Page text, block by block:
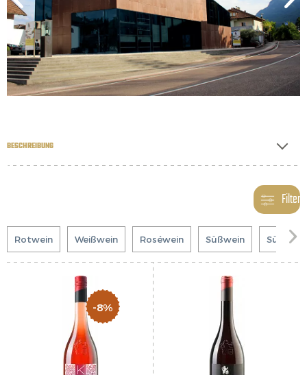
BESCHREIBUNG
Filter
Rotwein Weißwein Roséwein Süßwein 
-8%